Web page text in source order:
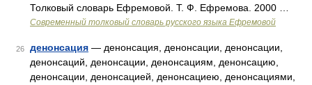
Толковый словарь Ефремовой. Т. Ф. Ефремова. 2000 …
Современный толковый словарь русского языка Ефремовой
26 денонсация — денонсация, денонсации, денонсации,
денонсаций, денонсации, денонсациям, денонсацию,
денонсации, денонсацией, денонсациею, денонсациями,